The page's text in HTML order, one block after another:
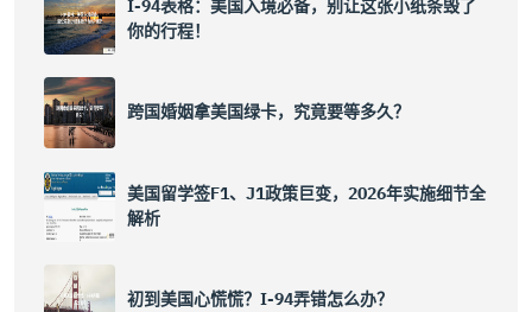
I-94表格：美国入境必备，别让这张小纸条毁了
你的行程！
跨国婚姻拿美国绿卡，究竟要等多久？
美国留学签F1、J1政策巨变，2026年实施细节全
解析
初到美国心慌慌？I-94弄错怎么办？